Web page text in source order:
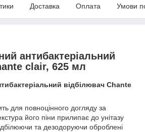
Доставка Оплата Умови
антибактеріальний
clair, 625 мл
відбілювач Chante
для повноцінного догляду за
його піни прилипає до унітазу
та дезодоруючи оброблені